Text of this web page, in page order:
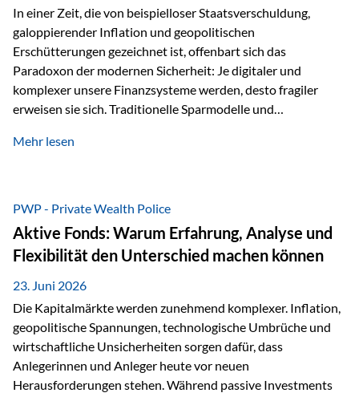
In einer Zeit, die von beispielloser Staatsverschuldung,
galoppierender Inflation und geopolitischen
Erschütterungen gezeichnet ist, offenbart sich das
Paradoxon der modernen Sicherheit: Je digitaler und
komplexer unsere Finanzsysteme werden, desto fragiler
erweisen sie sich. Traditionelle Sparmodelle und
unumstößlich galten, versagen angesichts der expansiven
Nostalgie dar, sondern ist die modernste und strategisch
klügste Antwort auf globale Instabilität. Physische Werte
und der richtige Rechtsstandort sind heute keine bloße
Option mehr, sondern eine strategische Notwendigkeit. 1.
Der massive Aufwand hinter einem winzigen…
Mehr lesen
PWP - Private Wealth Police
Aktive Fonds: Warum Erfahrung, Analyse und
Flexibilität den Unterschied machen können
23. Juni 2026
Die Kapitalmärkte werden zunehmend komplexer. Inflation,
geopolitische Spannungen, technologische Umbrüche und
wirtschaftliche Unsicherheiten sorgen dafür, dass
Anlegerinnen und Anleger heute vor neuen
Herausforderungen stehen. Während passive Investments